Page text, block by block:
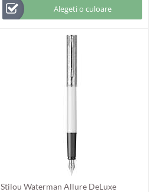
Alegeti o culoare
Stilou Waterman Allure DeLuxe